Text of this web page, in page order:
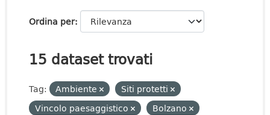
Ordina per
15 dataset trovati
Tag: Ambiente
Siti protetti
Vincolo paesaggistico
Bolzano